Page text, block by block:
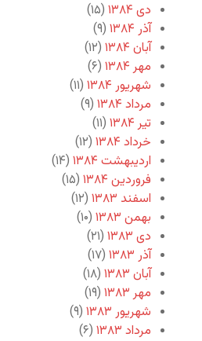
دی ۱۳۸۴
(۱۵)
آذر ۱۳۸۴
(۹)
آبان ۱۳۸۴
(۱۲)
مهر ۱۳۸۴
(۶)
شهریور ۱۳۸۴
(۱۱)
مرداد ۱۳۸۴
(۹)
تیر ۱۳۸۴
(۱۱)
خرداد ۱۳۸۴
(۱۲)
اردیبهشت ۱۳۸۴
(۱۴)
فروردین ۱۳۸۴
(۱۵)
اسفند ۱۳۸۳
(۱۲)
بهمن ۱۳۸۳
(۱۰)
دی ۱۳۸۳
(۲۱)
آذر ۱۳۸۳
(۱۷)
آبان ۱۳۸۳
(۱۸)
مهر ۱۳۸۳
(۱۹)
شهریور ۱۳۸۳
(۹)
مرداد ۱۳۸۳
(۶)